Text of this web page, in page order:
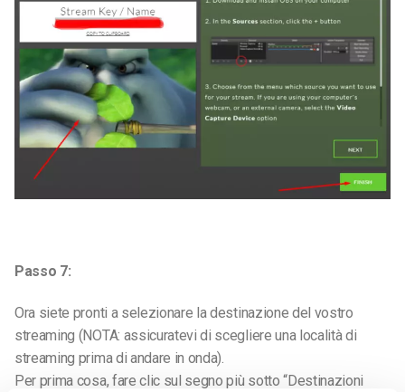
Passo 7:
Ora siete pronti a selezionare la destinazione del vostro
streaming (NOTA: assicuratevi di scegliere una località di
streaming prima di andare in onda).
Per prima cosa, fare clic sul segno più sotto “Destinazioni